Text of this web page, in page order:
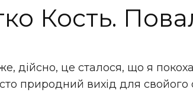
Кость.
дійсно, це сталося, що я
природний вихід для